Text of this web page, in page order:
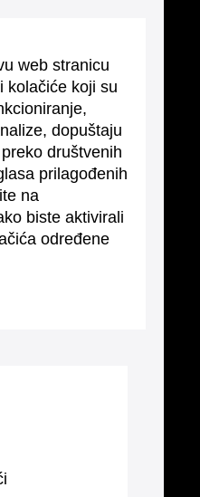
web stranicu
kolačiće koji su
dopuštaju
društvenih
prilagođenih
na
biste aktivirali
određene